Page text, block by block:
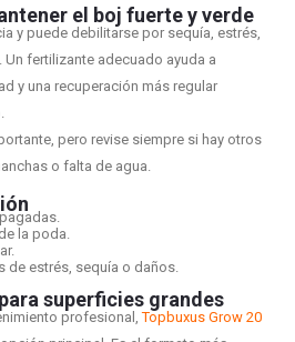
el boj fuerte y verde
y puede debilitarse por sequía, estrés,
fertilizante adecuado ayuda a
y una recuperación más regular
pero revise siempre si hay otros
o falta de agua.
la poda.
de estrés, sequía o daños.
superficies grandes
profesional,Topbuxus Grow 20